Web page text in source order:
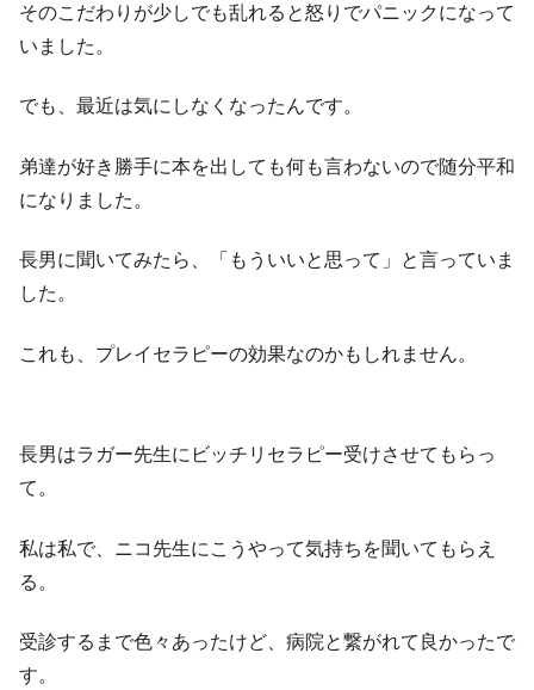
そのこだわりが少しでも乱れると怒りでパニックになって
いました。
でも、最近は気にしなくなったんです。
弟達が好き勝手に本を出しても何も言わないので随分平和
になりました。
長男に聞いてみたら、「もういいと思って」と言っていま
した。
これも、プレイセラピーの効果なのかもしれません。
長男はラガー先生にビッチリセラピー受けさせてもらっ
て。
私は私で、ニコ先生にこうやって気持ちを聞いてもらえ
る。
受診するまで色々あったけど、病院と繋がれて良かったで
す。